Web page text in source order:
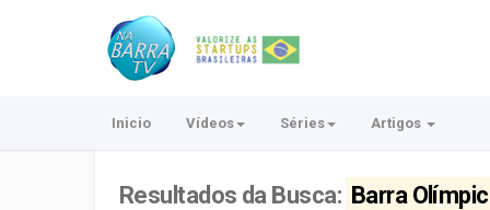
Inicio Vídeos Séries Artigos
Resultados da Busca: Barra